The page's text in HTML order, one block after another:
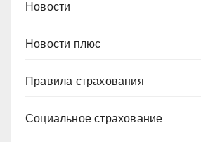
Новости
Новости плюс
Правила страхования
Социальное страхование